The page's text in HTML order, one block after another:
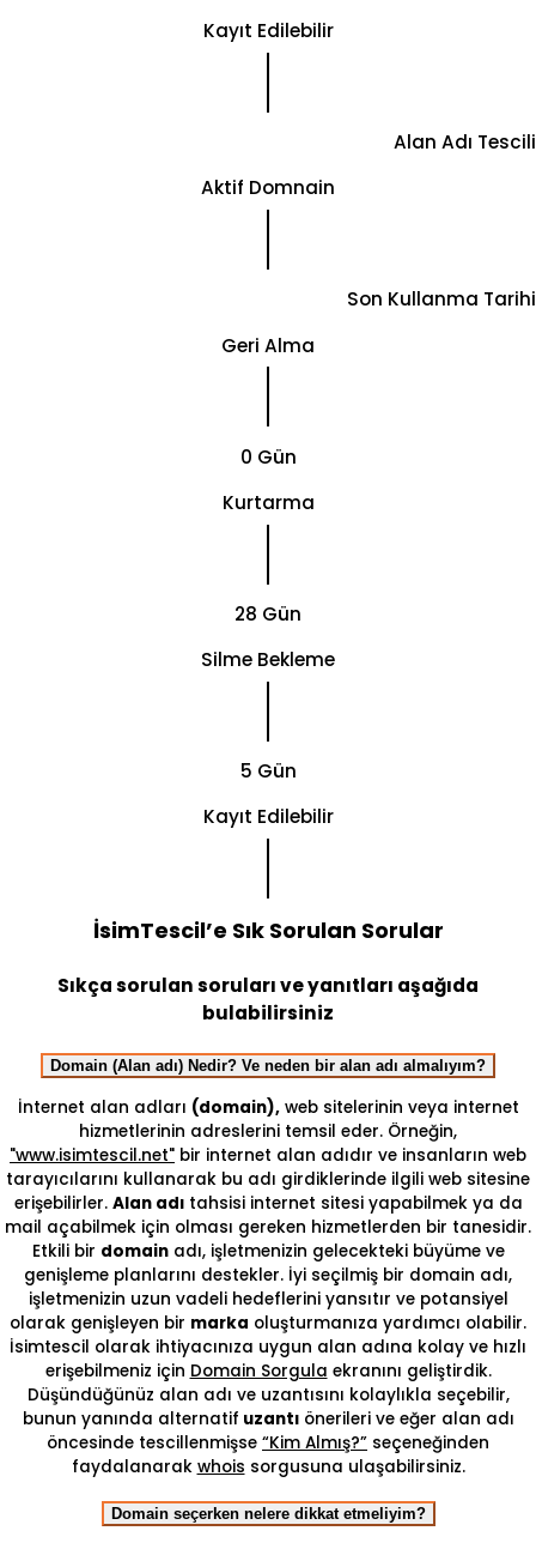
Kayıt Edilebilir
Alan Adı Tescili
Aktif Domnain
Son Kullanma Tarihi
Geri Alma
0 Gün
Kurtarma
28 Gün
Silme Bekleme
5 Gün
Kayıt Edilebilir
İsimTescil’e Sık Sorulan Sorular
Sıkça sorulan soruları ve yanıtları aşağıda
bulabilirsiniz
Domain (Alan adı) Nedir? Ve neden bir alan adı almalıyım?
İnternet alan adları (domain),web sitelerinin veya internet
hizmetlerinin adreslerini temsil eder. Örneğin,
"www.isimtescil.net" bir internet alan adıdır ve insanların web
tarayıcılarını kullanarak bu adı girdiklerinde ilgili web sitesine
erişebilirler. Alan adıtahsisi internet sitesi yapabilmek ya da
mail açabilmek için olması gereken hizmetlerden bir tanesidir.
Etkili bir domainadı, işletmenizin gelecekteki büyüme ve
genişleme planlarını destekler. İyi seçilmiş bir domain adı,
işletmenizin uzun vadeli hedeflerini yansıtır ve potansiyel
olarak genişleyen bir marka oluşturmanıza yardımcı olabilir.
İsimtescil olarak ihtiyacınıza uygun alan adına kolay ve hızlı
erişebilmeniz için Domain Sorgula ekranını geliştirdik.
Düşündüğünüz alan adı ve uzantısını kolaylıkla seçebilir,
bunun yanında alternatif uzantıönerileri ve eğer alan adı
öncesinde tescillenmişse “Kim Almış?” seçeneğinden
faydalanarak whois sorgusuna ulaşabilirsiniz.
Domain seçerken nelere dikkat etmeliyim?